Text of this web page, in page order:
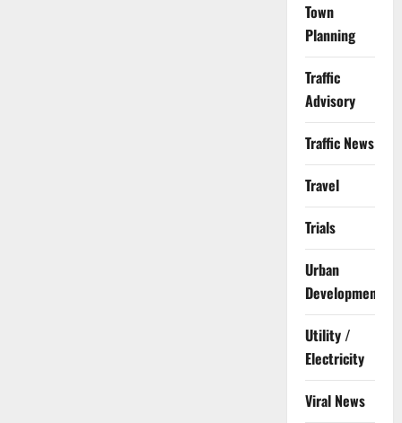
Town
Planning
Traffic
Advisory
Traffic News
Travel
Trials
Urban
Development
Utility /
Electricity
Viral News